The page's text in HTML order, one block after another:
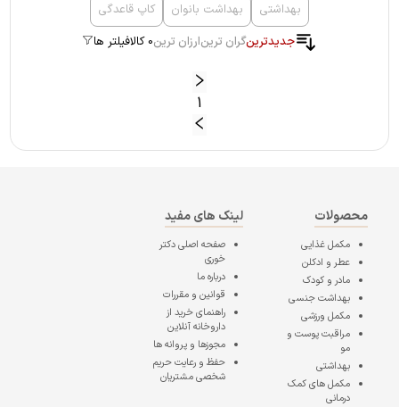
بهداشتی بهداشت بانوان
کاپ قاعدگی
جدیدترینگران ترینارزان ترین0 کالا فیلتر ها
1
محصولات
مکمل غذایی
عطر و ادکلن
مادر و کودک
بهداشت جنسی
مکمل ورزشی
مراقبت پوست و
مو
بهداشتی
مکمل های کمک
درمانی
لینک های مفید
صفحه اصلیدکتر
خوری
درباره ما
قوانین و مقررات
راهنمای خرید از
داروخانه آنلاین
مجوزها و پروانه ها
حفظ و رعایت حریم
شخصی مشتریان